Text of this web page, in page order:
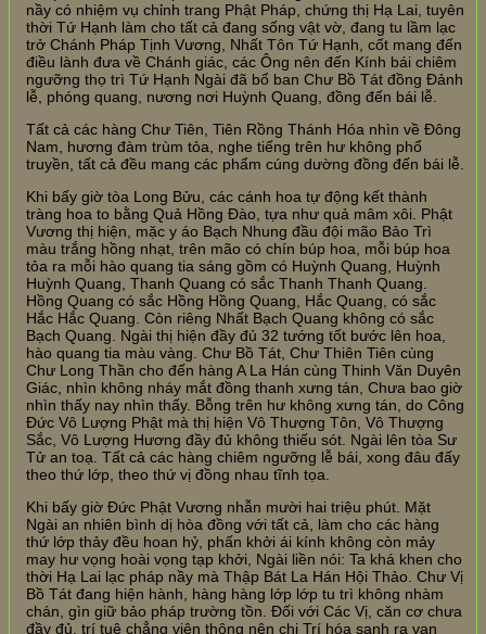
nầy có nhiệm vụ chỉnh trang Phật Pháp, chứng thị Hạ Lai, tuyên
thời Tứ Hạnh làm cho tất cả đang sống vật vờ, đang tu lầm lạc
trở Chánh Pháp Tịnh Vương, Nhất Tôn Tứ Hạnh, cốt mang đến
điều lành đưa về Chánh giác, các Ông nên đến Kính bái chiêm
ngưỡng thọ trì Tứ Hạnh Ngài đã bổ ban Chư Bồ Tát đồng Đảnh
lễ, phóng quang, nương nơi Huỳnh Quang, đồng đến bái lễ.
Tất cả các hàng Chư Tiên, Tiên Rồng Thánh Hóa nhìn về Đông
Nam, hương đàm trùm tỏa, nghe tiếng trên hư không phổ
truyền, tất cả đều mang các phẩm cúng dường đồng đến bái lễ.
Khi bấy giờ tòa Long Bửu, các cánh hoa tự động kết thành
tràng hoa to bằng Quả Hồng Đào, tựa như quả mâm xôi. Phật
Vương thị hiện, mặc y áo Bạch Nhung đầu đội mão Bảo Trì
màu trắng hồng nhạt, trên mão có chín búp hoa, mỗi búp hoa
tỏa ra mỗi hào quang tia sáng gồm có Huỳnh Quang, Huỳnh
Huỳnh Quang, Thanh Quang có sắc Thanh Thanh Quang.
Hồng Quang có sắc Hồng Hồng Quang, Hắc Quang, có sắc
Hắc Hắc Quang. Còn riêng Nhất Bạch Quang không có sắc
Bạch Quang. Ngài thị hiện đầy đủ 32 tướng tốt bước lên hoa,
hào quang tia màu vàng. Chư Bồ Tát, Chư Thiên Tiên cùng
Chư Long Thần cho đến hàng A La Hán cùng Thinh Văn Duyên
Giác, nhìn không nháy mắt đồng thanh xưng tán, Chưa bao giờ
nhìn thấy nay nhìn thấy. Bỗng trên hư không xưng tán, do Công
Đức Vô Lượng Phật mà thị hiện Vô Thượng Tôn, Vô Thượng
Sắc, Vô Lượng Hương đầy đủ không thiếu sót. Ngài lên tòa Sư
Tử an toạ. Tất cả các hàng chiêm ngưỡng lễ bái, xong đâu đấy
theo thứ lớp, theo thứ vị đồng nhau tĩnh tọa.
Khi bấy giờ Đức Phật Vương nhẫn mười hai triệu phút. Mặt
Ngài an nhiên bình dị hòa đồng với tất cả, làm cho các hàng
thứ lớp thảy đều hoan hỷ, phấn khởi ái kính không còn mảy
may hư vọng hoài vọng tạp khởi, Ngài liền nói: Ta khá khen cho
thời Hạ Lai lạc pháp nầy mà Thập Bát La Hán Hội Thảo. Chư Vị
Bồ Tát đang hiện hành, hàng hàng lớp lớp tu trì không nhàm
chán, gìn giữ bảo pháp trường tồn. Đối với Các Vị, căn cơ chưa
đầy đủ, trí tuệ chẳng viên thông nên chi Trí hóa sanh ra vạn